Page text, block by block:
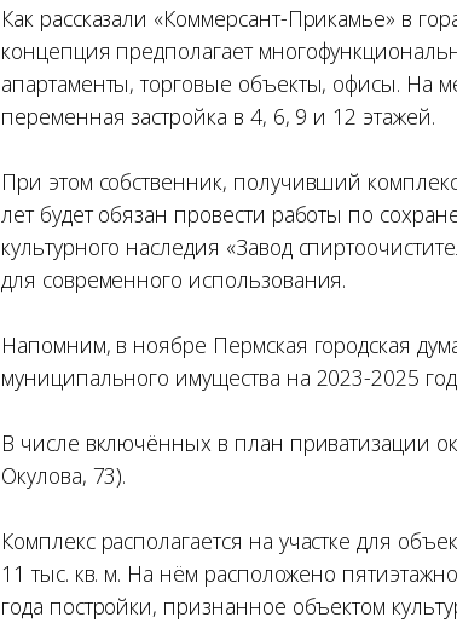
Как рассказали «Коммерсант-Прикамье» в
концепция предполагает
апартаменты, торговые объекты, офисы. На
переменная застройка в 4, 6, 9 и 12 этажей.
При этом собственник, получивший
лет будет обязан провести работы по
культурного наследия «Завод
для современного использования.
Напомним, в ноябре Пермская городская
муниципального имущества на 2023-2025
В числе включённых в план приватизации
Окулова, 73).
Комплекс располагается на участке для
11 тыс. кв. м. На нём расположено
года постройки, признанное объектом